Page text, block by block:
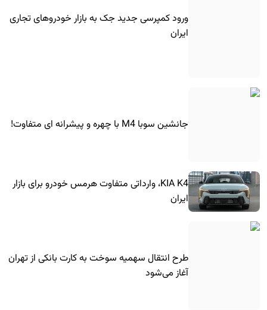
ورود کمپرسی جدید جک به بازار خودروهای تجاری
ایران
جانشین سوبا M4 با چهره و پیشرانه ای متفاوت!
KIA K4، وارداتی متفاوت هرمس خودرو برای بازار
ایران
طرح انتقال سهمیه سوخت به کارت بانکی از تهران
آغاز می‌شود